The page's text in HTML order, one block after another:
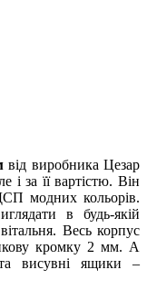
від виробника Цезар
і за її вартістю. Він
модних кольорів.
в будь-якій
Весь корпус
кромку 2 мм. А
висувні ящики –